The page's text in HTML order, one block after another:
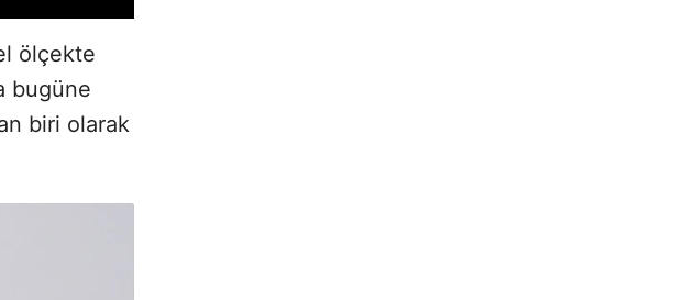
ölçekte
bugüne
biri olarak